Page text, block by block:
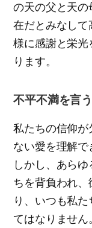
の天の父と天
在だとみなして
様に感謝と栄光
ります。
不平不満を言
私たちの信仰が
ない愛を理解で
しかし、あら
ちを背負われ、
り、いつも私
てはなりません